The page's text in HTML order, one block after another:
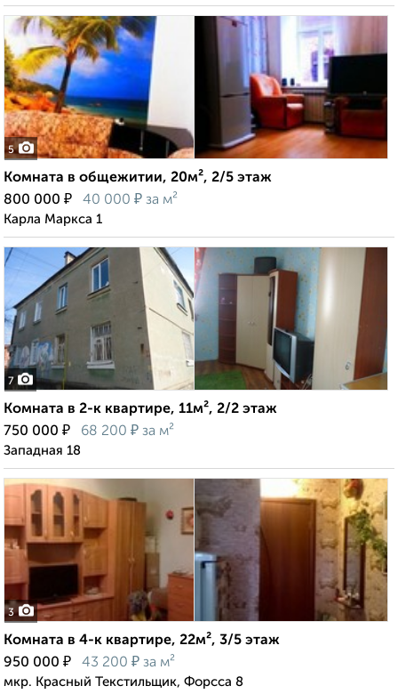
5
Комната в общежитии, 20м², 2/5 этаж
800 000 ₽ 40 000 ₽ за м²
Карла Маркса 1
7
Комната в 2-к квартире, 11м², 2/2 этаж
750 000 ₽ 68 200 ₽ за м²
Западная 18
3
Комната в 4-к квартире, 22м², 3/5 этаж
950 000 ₽ 43 200 ₽ за м²
мкр. Красный Текстильщик, Форсса 8